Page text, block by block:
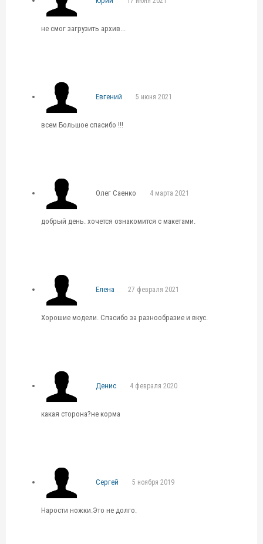
не смог загрузить архив...
Евгений 5 июня 2021
всем Большое спасибо !!!
Олег Саенко 4 марта 2021
добрый день. хочется ознакомится с макетами.
Елена 27 февраля 2021
Хорошие модели. Спасибо за разнообразие и вкус.
Денис 4 февраля 2020
какая сторона?не корма
Сергей 5 ноября 2019
Нарости ножки.Это не долго.